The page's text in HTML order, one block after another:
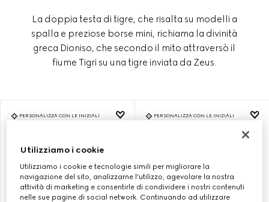
La doppia testa di tigre, che risalta su modelli a
spalla e preziose borse mini, richiama la divinità
greca Dioniso, che secondo il mito attraversò il
fiume Tigri su una tigre inviata da Zeus.
PERSONALIZZA CON LE INIZIALI PERSONALIZZA CON LE INIZIALI
Utilizziamo i cookie
Utilizziamo i cookie e tecnologie simili per migliorare la
navigazione del sito, analizzarne l'utilizzo, agevolare la nostra
attività di marketing e consentirle di condividere i nostri contenuti
nelle sue pagine di social network. Continuando ad utilizzare